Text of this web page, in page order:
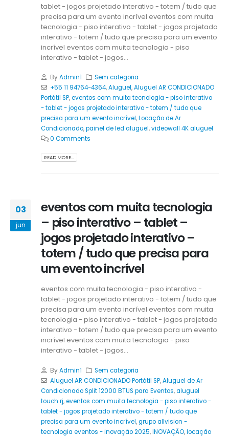
tablet - jogos projetado interativo - totem / tudo que
precisa para um evento incrível eventos com muita
tecnologia - piso interativo - tablet - jogos projetado
interativo - totem / tudo que precisa para um evento
incrível eventos com muita tecnologia - piso
interativo - tablet - jogos...
ByAdmin1
Sem categoria
+55 11 94764-4364,Aluguel,Aluguel AR CONDICIONADO
Portátil SP,eventos com muita tecnologia - piso interativo
- tablet - jogos projetado interativo - totem / tudo que
precisa para um evento incrível,Locação de Ar
Condicionado,painel de led aluguel,videowall 4K aluguel
0 Comments
READ MORE...
03
jun
eventos com muita tecnologia
– piso interativo – tablet –
jogos projetado interativo –
totem / tudo que precisa para
um evento incrível
eventos com muita tecnologia - piso interativo -
tablet - jogos projetado interativo - totem / tudo que
precisa para um evento incrível eventos com muita
tecnologia - piso interativo - tablet - jogos projetado
interativo - totem / tudo que precisa para um evento
incrível eventos com muita tecnologia - piso
interativo - tablet - jogos...
ByAdmin1
Sem categoria
Aluguel AR CONDICIONADO Portátil SP,Aluguel de Ar
Condicionado Split 12000 BTUS para Eventos,aluguel
touch rj,eventos com muita tecnologia - piso interativo -
tablet - jogos projetado interativo - totem / tudo que
precisa para um evento incrível,grupo allvision -
tecnologia eventos - inovação 2025,INOVAÇÃO,locação